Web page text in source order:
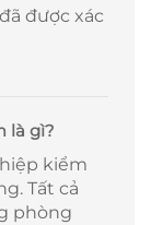
được xác
là gì?
kiểm
Tất cả
phòng